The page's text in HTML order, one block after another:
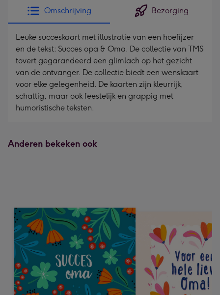
-
Dimensions:
241
x
333
mm
Omschrijving Bezorging
Leuke succeskaart met illustratie van een hoefijzer
en de tekst: Succes opa & Oma. De collectie van TMS
tovert gegarandeerd een glimlach op het gezicht
van de ontvanger. De collectie biedt een wenskaart
voor elke gelegenheid. De kaarten zijn kleurrijk,
schattig, maar ook feestelijk en grappig met
humoristische teksten.
Anderen bekeken ook